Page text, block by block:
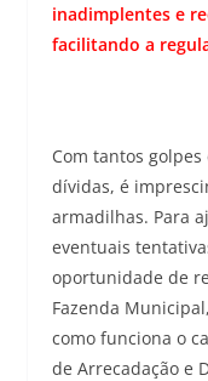
inadimplentes e
facilitando a
Com tantos
dívidas, é
armadilhas. Para
eventuais
oportunidade de
Fazenda
como funciona o
de Arrecadação e